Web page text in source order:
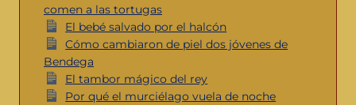
comen a las tortugas
El bebé salvado por el halcón
Cómo cambiaron de piel dos jóvenes de
Bendega
El tambor mágico del rey
Por qué el murciélago vuela de noche